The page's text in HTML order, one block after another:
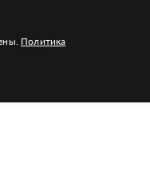
Политика